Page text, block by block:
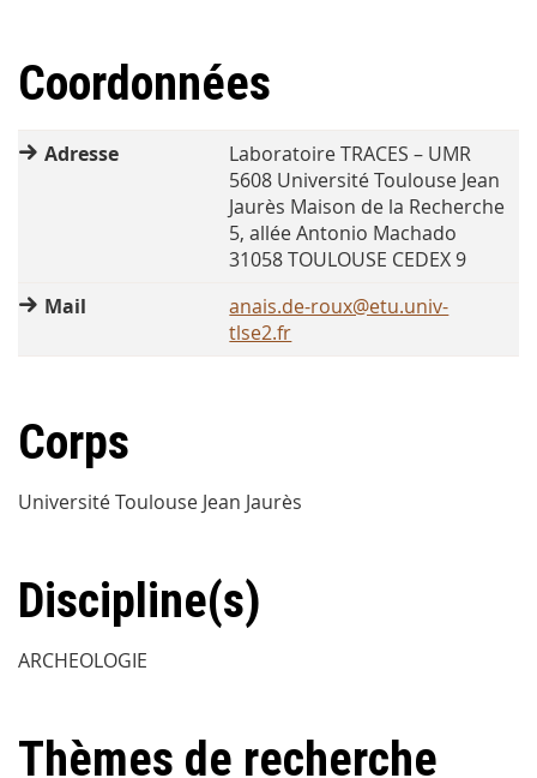
Coordonnées
Adresse
Laboratoire TRACES – UMR
5608 Université Toulouse Jean
Jaurès Maison de la Recherche
5, allée Antonio Machado
31058 TOULOUSE CEDEX 9
Mail
anais.de-roux@etu.univ-
tlse2.fr
Corps
Université Toulouse Jean Jaurès
Discipline(s)
ARCHEOLOGIE
Thèmes de recherche